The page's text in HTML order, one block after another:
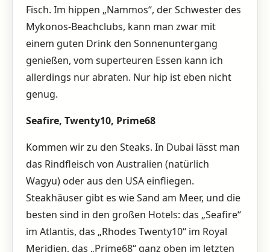
Fisch. Im hippen „Nammos“, der Schwester des
Mykonos-Beachclubs, kann man zwar mit
einem guten Drink den Sonnenuntergang
genießen, vom superteuren Essen kann ich
allerdings nur abraten. Nur hip ist eben nicht
genug.
Seafire, Twenty10, Prime68
Kommen wir zu den Steaks. In Dubai lässt man
das Rindfleisch von Australien (natürlich
Wagyu) oder aus den USA einfliegen.
Steakhäuser gibt es wie Sand am Meer, und die
besten sind in den großen Hotels: das „Seafire“
im Atlantis, das „Rhodes Twenty10“ im Royal
Meridien, das „Prime68“ ganz oben im letzten